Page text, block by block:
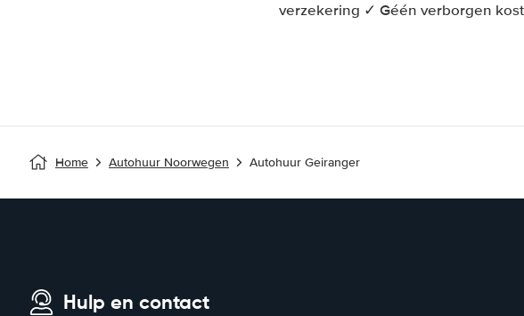
verzekering ✓ Géén verborgen
Home Autohuur Noorwegen Autohuur Geiranger
Hulp en contact